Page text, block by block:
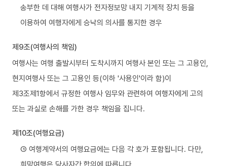
송부한 데 대해 여행사가 전자정보망 내지 기계적 장치 등을
이용하여 여행자에게 승낙의 의사를 통지한 경우
제9조(여행사의 책임)
여행사는 여행 출발시부터 도착시까지 여행사 본인 또는 그 고용인,
현지여행사 또는 그 고용인 등(이하 '사용인'이라 함)이
제3조제1항에서 규정한 여행사 임무와 관련하여 여행자에게 고의
또는 과실로 손해를 가한 경우 책임을 집니다.
제10조(여행요금)
① 여행계약서의 여행요금에는 다음 각 호가 포함됩니다. 다만,